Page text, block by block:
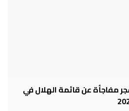
مفاجأة عن قائمة الهلال في